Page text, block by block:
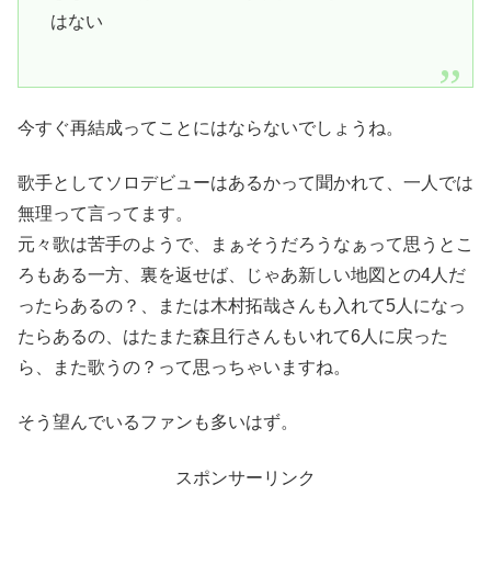
はない
今すぐ再結成ってことにはならないでしょうね。
歌手としてソロデビューはあるかって聞かれて、一人では
無理って言ってます。
元々歌は苦手のようで、まぁそうだろうなぁって思うとこ
ろもある一方、裏を返せば、じゃあ新しい地図との4人だ
ったらあるの？、または木村拓哉さんも入れて5人になっ
たらあるの、はたまた森且行さんもいれて6人に戻った
ら、また歌うの？って思っちゃいますね。
そう望んでいるファンも多いはず。
スポンサーリンク